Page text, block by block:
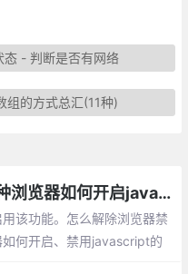
- 判断是否有网络
组的方式总汇(11种)
浏览器禁用了javascript,各种浏览器如何开启javascript的方法总汇
该功能。怎么解除浏览器禁
何开启、禁用javascript的